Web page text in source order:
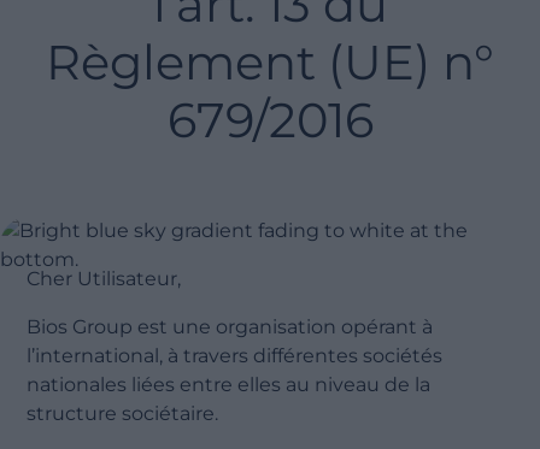
Règlement (UE) n°
679/2016
Cher Utilisateur,
Bios Group est une organisation opérant à
l’international, à travers différentes sociétés
nationales liées entre elles au niveau de la
structure sociétaire.